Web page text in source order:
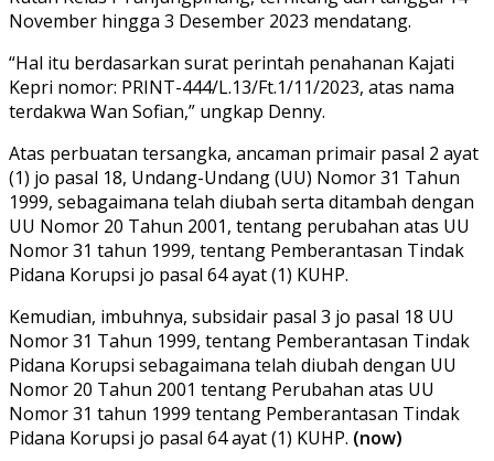
November hingga 3 Desember 2023 mendatang.
“Hal itu berdasarkan surat perintah penahanan Kajati
Kepri nomor: PRINT-444/L.13/Ft.1/11/2023, atas nama
terdakwa Wan Sofian,” ungkap Denny.
Atas perbuatan tersangka, ancaman primair pasal 2 ayat
(1) jo pasal 18, Undang-Undang (UU) Nomor 31 Tahun
1999, sebagaimana telah diubah serta ditambah dengan
UU Nomor 20 Tahun 2001, tentang perubahan atas UU
Nomor 31 tahun 1999, tentang Pemberantasan Tindak
Pidana Korupsi jo pasal 64 ayat (1) KUHP.
Kemudian, imbuhnya, subsidair pasal 3 jo pasal 18 UU
Nomor 31 Tahun 1999, tentang Pemberantasan Tindak
Pidana Korupsi sebagaimana telah diubah dengan UU
Nomor 20 Tahun 2001 tentang Perubahan atas UU
Nomor 31 tahun 1999 tentang Pemberantasan Tindak
Pidana Korupsi jo pasal 64 ayat (1) KUHP. (now)